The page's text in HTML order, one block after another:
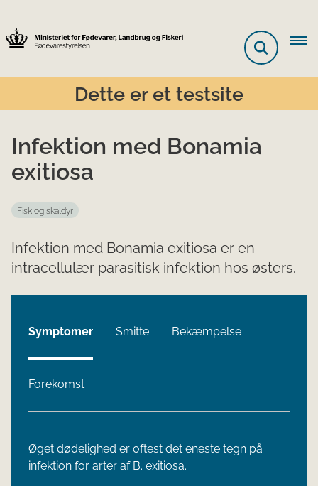
Dette er et testsite
Infektion med Bonamia
exitiosa
Fisk og skaldyr
Infektion med Bonamia exitiosa er en
intracellulær parasitisk infektion hos østers.
Symptomer Smitte Bekæmpelse
Forekomst
Øget dødelighed er oftest det eneste tegn på
infektion for arter af B. exitio​sa.